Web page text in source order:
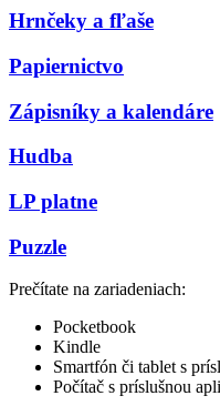
Hrnčeky a fľaše
Papiernictvo
Zápisníky a kalendáre
Hudba
LP platne
Puzzle
Prečítate na zariadeniach:
Pocketbook
Kindle
Smartfón či tablet s
Počítač s príslušnou